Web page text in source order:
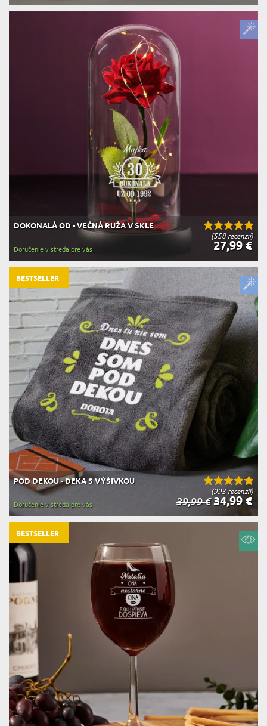
(558 recenzií)
DOKONALÁ OD - VEČNÁ RUŽA V SKLE
27,99 €
Doručenie v streda pre vás
(993 recenzií)
POD DEKOU - DEKA S VÝŠIVKOU
39,99 €34,99 €
Doručenie v streda pre vás
BESTSELLER
BESTSELLER